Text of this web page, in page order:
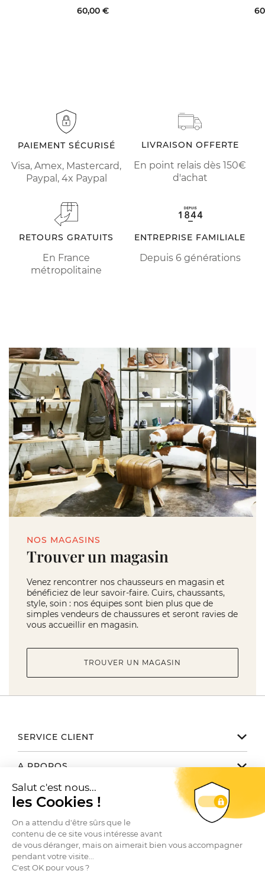
60,00 €
PAIEMENT SÉCURISÉ
Visa, Amex, Mastercard,
Paypal, 4x Paypal
LIVRAISON OFFERTE
En point relais dès 150€
d'achat
RETOURS GRATUITS
En France
métropolitaine
ENTREPRISE FAMILIALE
Depuis 6 générations
NOS MAGASINS
Trouver un magasin
Venez rencontrer nos chausseurs en magasin et
bénéficiez de leur savoir-faire. Cuirs, chaussants,
style, soin : nos équipes sont bien plus que de
simples vendeurs de chaussures et seront ravies de
vous accueillir en magasin.
TROUVER UN MAGASIN
SERVICE CLIENT
de 9h à 17h du lundi au vendredi
Email serviceclient@manbow.fr
Téléphone01 78 35 10 20
Conditions générales des promotions
Conditions générales de vente
A PROPOS
Nos engagements
Le Club
Nos marques
NOUS TROUVER / CONTACTER
Toutes nos boutiques
Contactez-nous
Recrutement
SUIVEZ-NOUS